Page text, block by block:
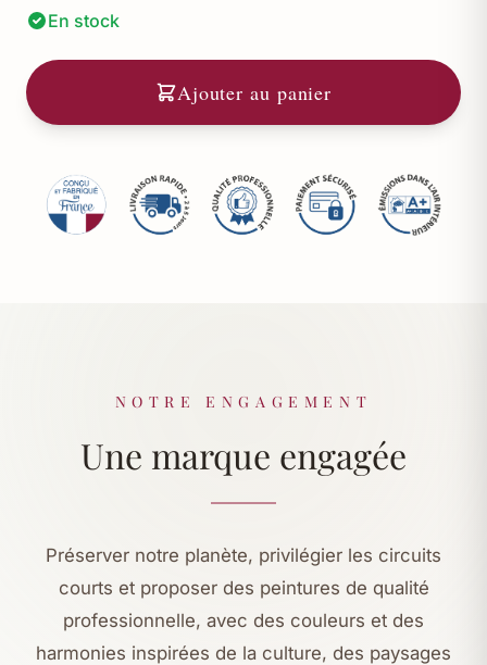
En stock
Ajouter au panier
NOTRE ENGAGEMENT
Une marque engagée
Préserver notre planète, privilégier les circuits
courts et proposer des peintures de qualité
professionnelle, avec des couleurs et des
harmonies inspirées de la culture, des paysages